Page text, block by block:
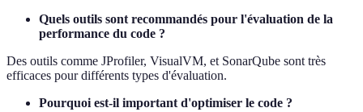
Quels outils sont recommandés pour l'évaluation de la
performance du code ?
Des outils comme JProfiler, VisualVM, et SonarQube sont très
efficaces pour différents types d'évaluation.
Pourquoi est-il important d'optimiser le code ?